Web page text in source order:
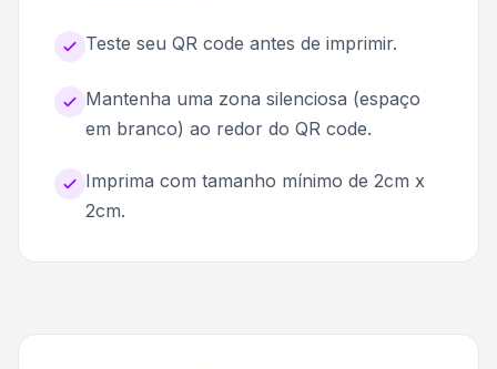
Teste seu QR code antes de imprimir.
Mantenha uma zona silenciosa (espaço
em branco) ao redor do QR code.
Imprima com tamanho mínimo de 2cm x
2cm.